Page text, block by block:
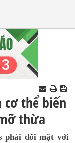
cơ thể biến
thừa
phải đối mặt với